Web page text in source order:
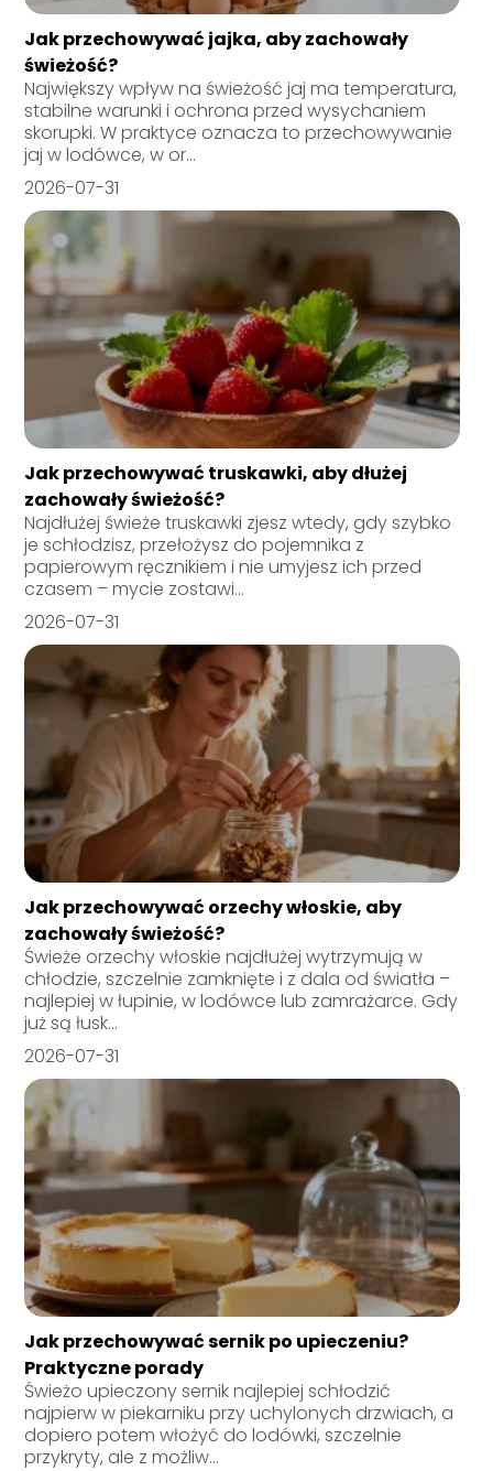
Jak przechowywać jajka, aby zachowały
świeżość?
Największy wpływ na świeżość jaj ma temperatura,
stabilne warunki i ochrona przed wysychaniem
skorupki. W praktyce oznacza to przechowywanie
jaj w lodówce, w or...
2026-07-31
Jak przechowywać truskawki, aby dłużej
zachowały świeżość?
Najdłużej świeże truskawki zjesz wtedy, gdy szybko
je schłodzisz, przełożysz do pojemnika z
papierowym ręcznikiem i nie umyjesz ich przed
czasem – mycie zostawi...
2026-07-31
Jak przechowywać orzechy włoskie, aby
zachowały świeżość?
Świeże orzechy włoskie najdłużej wytrzymują w
chłodzie, szczelnie zamknięte i z dala od światła –
najlepiej w łupinie, w lodówce lub zamrażarce. Gdy
już są łusk...
2026-07-31
Jak przechowywać sernik po upieczeniu?
Praktyczne porady
Świeżo upieczony sernik najlepiej schłodzić
najpierw w piekarniku przy uchylonych drzwiach, a
dopiero potem włożyć do lodówki, szczelnie
przykryty, ale z możliw...